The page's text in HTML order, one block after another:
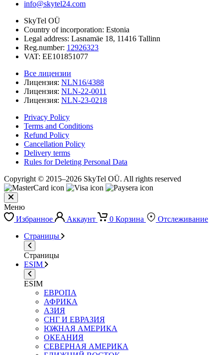
info@skytel24.com
SkyTel OÜ
Country of incorporation: Estonia
Legal address: Lasnamäe 18, 11416 Tallinn
Reg.number: 12926323
VAT: EE101851077
Все лицензии
Лицензия: NLN16/4388
Лицензия: NLN-22-0011
Лицензия: NLN-23-0218
Privacy Policy
Terms and Conditions
Refund Policy
Cancellation Policy
Delivery terms
Rules for Deleting Personal Data
Copyright © 2015–2026 SkyTel OÜ. All rights reserved
Меню
Избранное
Аккаунт 0 Корзина
Отслеживание
Страницы
Страницы
ESIM
ESIM
ЕВРОПА
АФРИКА
АЗИЯ
СНГ И ЕВРАЗИЯ
ЮЖНАЯ АМЕРИКА
ОКЕАНИЯ
СЕВЕРНАЯ АМЕРИКА